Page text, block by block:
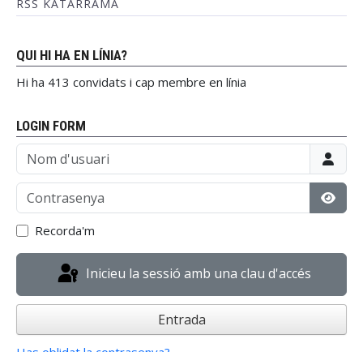
RSS KATARRAMA
QUI HI HA EN LÍNIA?
Hi ha 413 convidats i cap membre en línia
LOGIN FORM
Nom d'usuari
Contrasenya
Recorda'm
Inicieu la sessió amb una clau d'accés
Entrada